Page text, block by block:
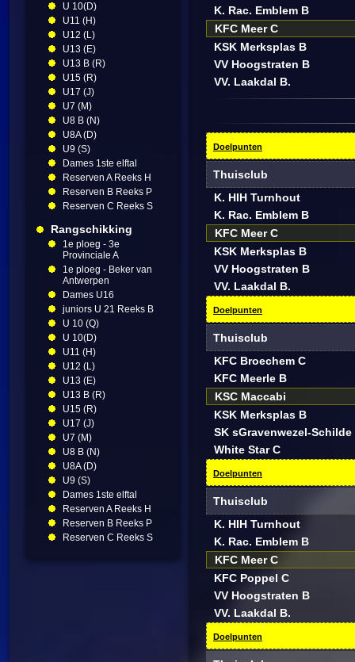
U 10(D)
U11 (H)
U12 (L)
U13 (E)
U13 B (R)
U15 (R)
U17 (J)
U7 (M)
U8 B (N)
U8A (D)
U9 (S)
Dames 1ste elftal
Reserven A Reeks H
Reserven B Reeks P
Reserven C Reeks S
Rangschikking
1e ploeg - 3e
Provinciale A
1e ploeg - Beker van
Antwerpen
Dames U16
juniors U 21 Reeks B
U 10 (Q)
U 10(D)
U11 (H)
U12 (L)
U13 (E)
U13 B (R)
U15 (R)
U17 (J)
U7 (M)
U8 B (N)
U8A (D)
U9 (S)
Dames 1ste elftal
Reserven A Reeks H
Reserven B Reeks P
Reserven C Reeks S
K. Rac. Emblem B
KFC Meer C
KSK Merksplas B
VV Hoogstraten B
VV. Laakdal B.
Doelpunten
Thuisclub
K. HIH Turnhout
K. Rac. Emblem B
KFC Meer C
KSK Merksplas B
VV Hoogstraten B
VV. Laakdal B.
Doelpunten
Thuisclub
KFC Broechem C
KFC Meerle B
KSC Maccabi
KSK Merksplas B
SK sGravenwezel-Schilde
White Star C
Doelpunten
Thuisclub
K. HIH Turnhout
K. Rac. Emblem B
KFC Meer C
KFC Poppel C
VV Hoogstraten B
VV. Laakdal B.
Doelpunten